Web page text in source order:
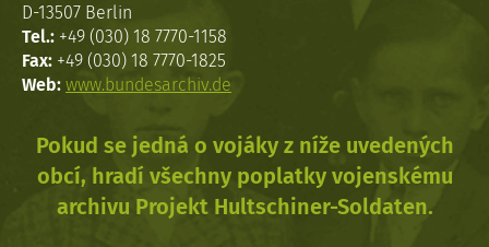
D-13507 Berlin
Tel.: +49 (030) 18 7770-1158
Fax: +49 (030) 18 7770-1825
Web: www.bundesarchiv.de
Pokud se jedná o vojáky z níže uvedených
obcí, hradí všechny poplatky vojenskému
archivu Projekt Hultschiner-Soldaten.